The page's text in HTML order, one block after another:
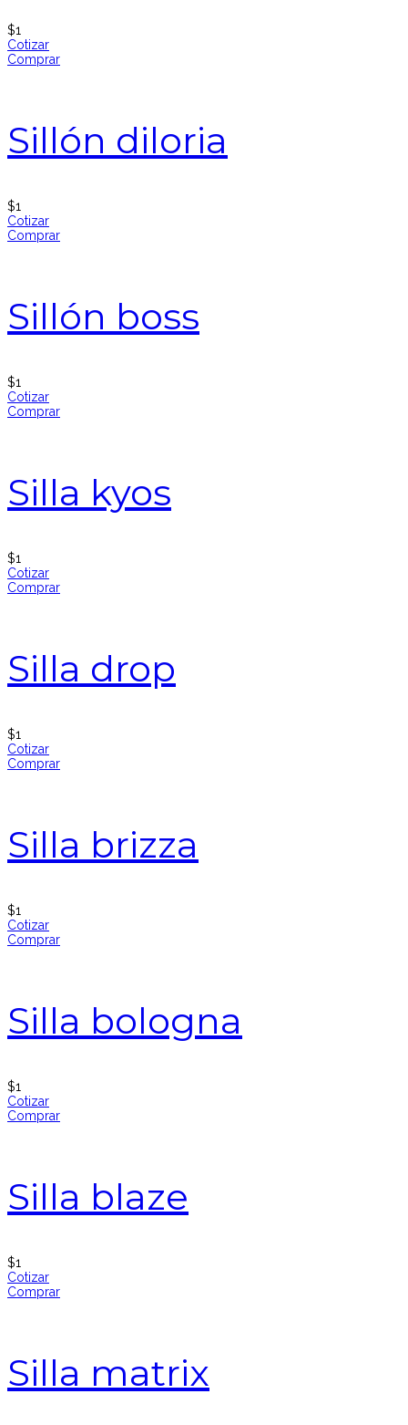
$1
Cotizar
Comprar
Sillón diloria
$1
Cotizar
Comprar
Sillón boss
$1
Cotizar
Comprar
Silla kyos
$1
Cotizar
Comprar
Silla drop
$1
Cotizar
Comprar
Silla brizza
$1
Cotizar
Comprar
Silla bologna
$1
Cotizar
Comprar
Silla blaze
$1
Cotizar
Comprar
Silla matrix